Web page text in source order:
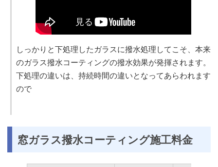
しっかりと下処理したガラスに撥水処理してこそ、本来
のガラス撥水コーティングの撥水効果が発揮されます。
下処理の違いは、持続時間の違いとなってあらわれます
ので
窓ガラス撥水コーティング施工料金